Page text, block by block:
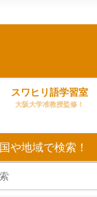
スワヒリ語学習室
大阪大学准教授監修！
国や地域で検索！